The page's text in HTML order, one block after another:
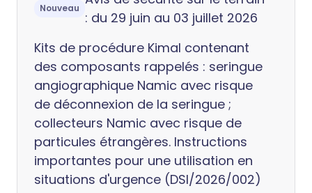
Nouveau
: du 29 juin au 03 juillet 2026
Kits de procédure Kimal contenant
des composants rappelés : seringue
angiographique Namic avec risque
de déconnexion de la seringue ;
collecteurs Namic avec risque de
particules étrangères. Instructions
importantes pour une utilisation en
situations d'urgence (DSI/2026/002)